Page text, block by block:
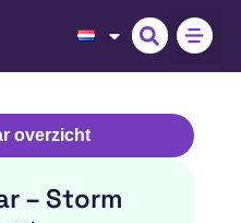
overzicht
– Storm